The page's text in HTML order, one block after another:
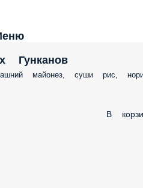
Гунканов
майонез, суши рис,
В